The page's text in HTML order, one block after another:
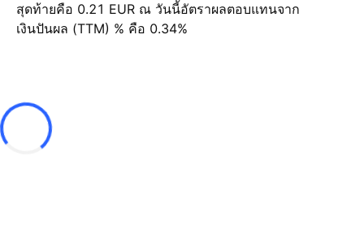
สุดท้ายคือ 0.21 EUR ณ วันนี้อัตราผลตอบแทนจาก
เงินปันผล (TTM) % คือ 0.34%